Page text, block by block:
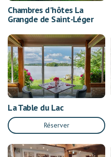
Chambres d'hôtes La
Grangde de Saint-Léger
La Table du Lac
Réserver